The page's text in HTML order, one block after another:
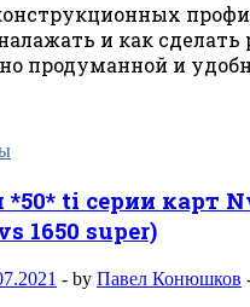
и как сделать
продуманной и
ti серии карт
1650 super)
- by Павел Конюшков